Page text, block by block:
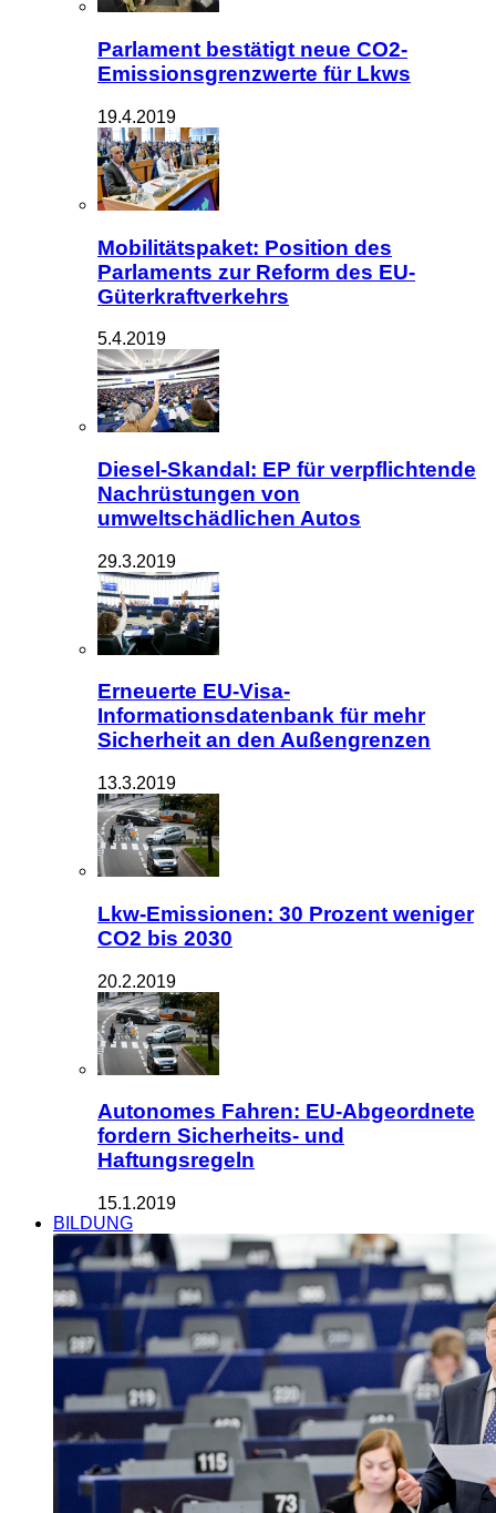
Parlament bestätigt neue CO2-
Emissionsgrenzwerte für Lkws
19.4.2019
Mobilitätspaket: Position des
Parlaments zur Reform des EU-
Güterkraftverkehrs
5.4.2019
Diesel-Skandal: EP für verpflichtende
Nachrüstungen von
umweltschädlichen Autos
29.3.2019
Erneuerte EU-Visa-
Informationsdatenbank für mehr
Sicherheit an den Außengrenzen
13.3.2019
Lkw-Emissionen: 30 Prozent weniger
CO2 bis 2030
20.2.2019
Autonomes Fahren: EU-Abgeordnete
fordern Sicherheits- und
Haftungsregeln
15.1.2019
BILDUNG